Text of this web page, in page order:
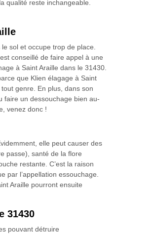
qualité reste inchangeable.
sol et occupe trop de place.
conseillé de faire appel à une
à Saint Araille dans le 31430.
que Klien élagage à Saint
genre. En plus, dans son
faire un dessouchage bien au-
venez donc !
elle peut causer des
passe), santé de la flore
restante. C’est la raison
par l’appellation essouchage.
Araille pourront ensuite
31430
pouvant détruire